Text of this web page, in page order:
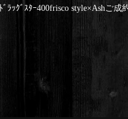
ﾄﾞﾗｯｸﾞｽﾀｰ400frisco style×Ashご